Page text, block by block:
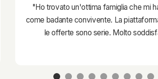
"Ho trovato un'ottima famiglia che mi
come badante convivente. La
le offerte sono serie. Molto